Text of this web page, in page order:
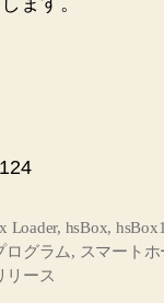
124
Loader, hsBox,
ログラム, スマートホ
リース